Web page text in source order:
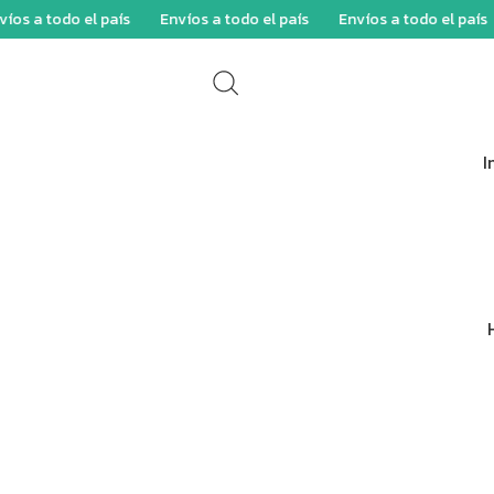
todo el país Envíos a todo el país Envíos a todo el país